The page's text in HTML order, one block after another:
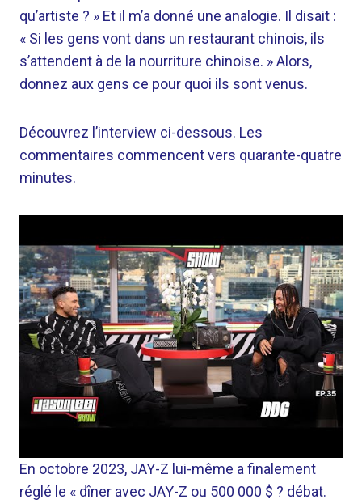
qu’artiste ? » Et il m’a donné une analogie. Il disait :
« Si les gens vont dans un restaurant chinois, ils
s’attendent à de la nourriture chinoise. » Alors,
donnez aux gens ce pour quoi ils sont venus.
Découvrez l’interview ci-dessous. Les
commentaires commencent vers quarante-quatre
minutes.
En octobre 2023, JAY-Z lui-même a finalement
réglé le « dîner avec JAY-Z ou 500 000 $ ? débat.